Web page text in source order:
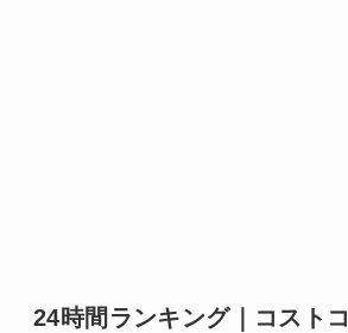
24時間ランキング｜コストコ